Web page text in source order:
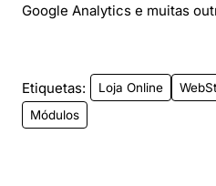
Google Analytics e muitas
Etiquetas: Loja Online
Módulos